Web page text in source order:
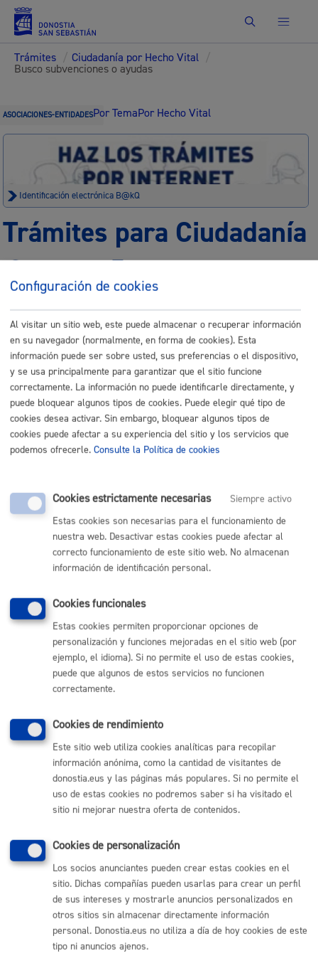
Buscar
Trámites / Ciudadanía por Hecho Vital /
Busco subvenciones o ayudas
ASOCIACIONES-ENTIDADESPor TemaPor Hecho Vital
Identificación electrónica B@kQ
Trámites para Ciudadanía
Listado completo de Trámites
Busco subvenciones o ayudas
Subvención a la creación de comunidades de energías
renovables o de ayuda en inversiones de instalaciones
fotovolaticas a las comunidades ya constituidas y a las
comunidades de propietarios
* Online con certificado
ONLINE
PRESENCIAL
TELÉFONO
MÁQUINA
Volver al índice Volver atrás
Comunícate con el Ayuntamiento de Donostia / San
Sebastián
(+34) 943 481 000
Buzón de la ciudadanía
Informar de un error en la web
Enlaces útiles
Perfil del contratante
Sede electrónica
Mapas - GeoDonostia
Sala de prensa
Mapa web
Otras páginas web corporativas
Configuración de cookies
Al visitar un sitio web, este puede almacenar o recuperar información
en su navegador (normalmente, en forma de cookies). Esta
información puede ser sobre usted, sus preferencias o el dispositivo,
y se usa principalmente para garantizar que el sitio funcione
correctamente. La información no puede identificarle directamente, y
puede bloquear algunos tipos de cookies. Puede elegir qué tipo de
cookies desea activar. Sin embargo, bloquear algunos tipos de
cookies puede afectar a su experiencia del sitio y los servicios que
podemos ofrecerle. Consulte la Política de cookies
Cookies estrictamente necesarias
Siempre activo
Estas cookies son necesarias para el funcionamiento de
nuestra web. Desactivar estas cookies puede afectar al
correcto funcionamiento de este sitio web. No almacenan
información de identificación personal.
Cookies funcionales
Estas cookies permiten proporcionar opciones de
personalización y funciones mejoradas en el sitio web (por
ejemplo, el idioma). Si no permite el uso de estas cookies,
puede que algunos de estos servicios no funcionen
correctamente.
Cookies de rendimiento
Este sitio web utiliza cookies analíticas para recopilar
información anónima, como la cantidad de visitantes de
donostia.eus y las páginas más populares. Si no permite el
uso de estas cookies no podremos saber si ha visitado el
sitio ni mejorar nuestra oferta de contenidos.
Cookies de personalización
Los socios anunciantes pueden crear estas cookies en el
sitio. Dichas compañías pueden usarlas para crear un perfil
de sus intereses y mostrarle anuncios personalizados en
otros sitios sin almacenar directamente información
personal. Donostia.eus no utiliza a día de hoy cookies de este
tipo ni anuncios ajenos.